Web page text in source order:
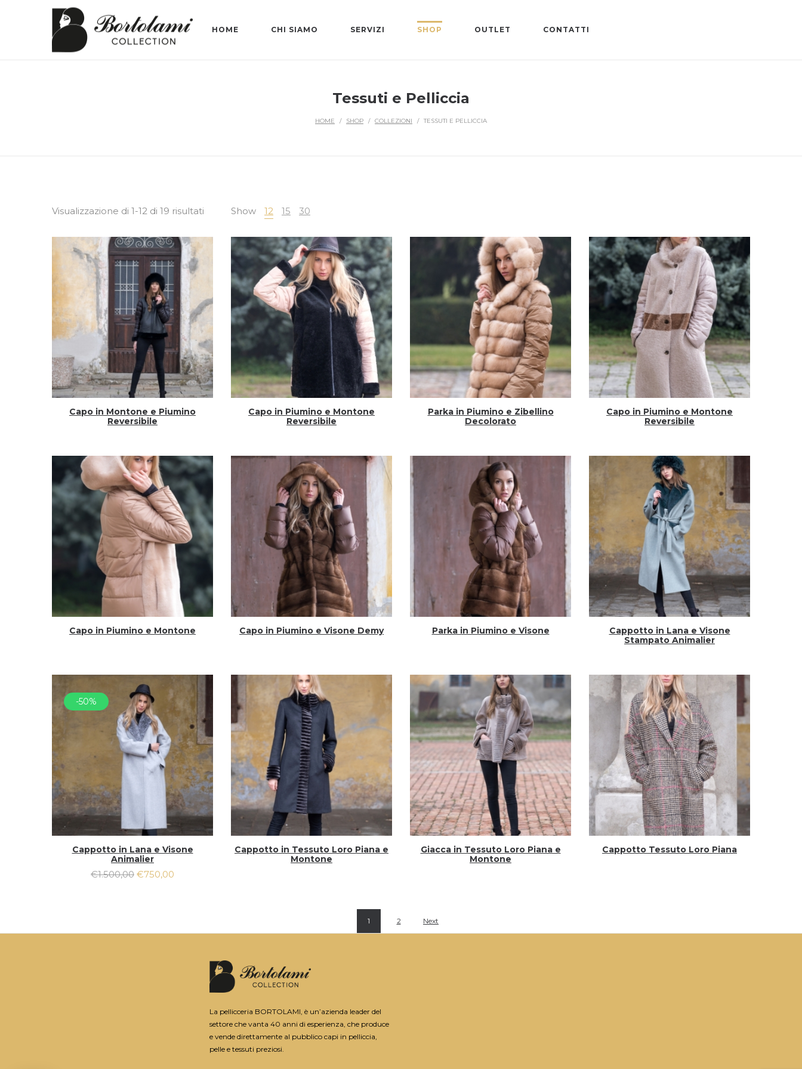
HOME CHI SIAMO SERVIZI SHOP OUTLET CONTATTI
Tessuti e Pelliccia
HOME / SHOP / COLLEZIONI / TESSUTI E PELLICCIA
Visualizzazione di 1-12 di 19 risultati Show 12 15 30
Capo in Montone e Piumino
Reversibile
Capo in Piumino e Montone
Reversibile
Parka in Piumino e Zibellino
Decolorato
Capo in Piumino e Montone
Reversibile
Capo in Piumino e Montone Capo in Piumino e Visone Demy Parka in Piumino e Visone
Cappotto in Lana e Visone
Stampato Animalier
-50%
Cappotto in Lana e Visone
Animalier
€1.500,00 €750,00
Cappotto in Tessuto Loro Piana e
Montone
Giacca in Tessuto Loro Piana e
Montone
Cappotto Tessuto Loro Piana
1 2 Next
La pellicceria BORTOLAMI, è un’azienda leader del
settore che vanta 40 anni di esperienza, che produce
e vende direttamente al pubblico capi in pelliccia,
pelle e tessuti preziosi.